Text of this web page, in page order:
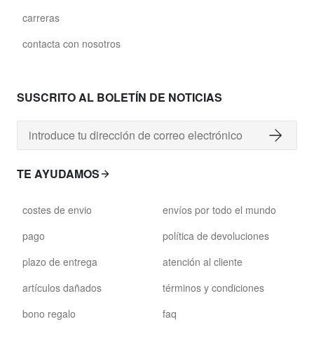
carreras
contacta con nosotros
SUSCRITO AL BOLETÍN DE NOTICIAS
TE AYUDAMOS
costes de envio
pago
plazo de entrega
artículos dañados
bono regalo
envíos por todo el mundo
política de devoluciones
atención al cliente
términos y condiciones
faq